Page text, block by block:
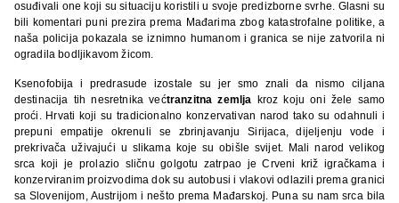
osuđivali one koji su situaciju koristili u svoje predizborne svrhe. Glasni su
bili komentari puni prezira prema Mađarima zbog katastrofalne politike, a
naša policija pokazala se iznimno humanom i granica se nije zatvorila ni
ogradila bodljikavom žicom.
Ksenofobija i predrasude izostale su jer smo znali da nismo ciljana
destinacija tih nesretnika većtranzitna zemlja kroz koju oni žele samo
proći. Hrvati koji su tradicionalno konzervativan narod tako su odahnuli i
prepuni empatije okrenuli se zbrinjavanju Sirijaca, dijeljenju vode i
prekrivača uživajući u slikama koje su obišle svijet. Mali narod velikog
srca koji je prolazio sličnu golgotu zatrpao je Crveni križ igračkama i
konzerviranim proizvodima dok su autobusi i vlakovi odlazili prema granici
sa Slovenijom, Austrijom i nešto prema Mađarskoj. Puna su nam srca bila